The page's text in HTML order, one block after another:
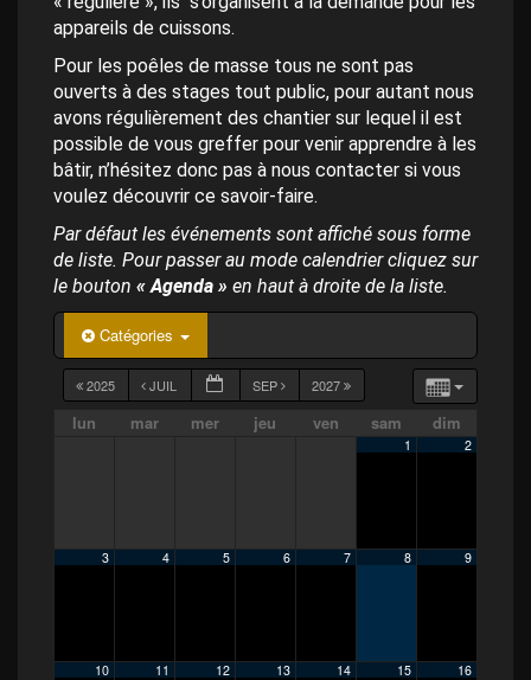
appareils de cuissons.
Pour les poêles de masse tous ne sont pas
ouverts à des stages tout public, pour autant nous
avons régulièrement des chantier sur lequel il est
possible de vous greffer pour venir apprendre à les
bâtir, n’hésitez donc pas à nous contacter si vous
voulez découvrir ce savoir-faire.
Par défaut les événements sont affiché sous forme
de liste. Pour passer au mode calendrier cliquez sur
le bouton « Agenda » en haut à droite de la liste.
Catégories
2025 JUIL SEP 2027
lun mar mer jeu ven sam dim
1 2
3 4 5 6 7 8 9
10 11 12 13 14 15 16